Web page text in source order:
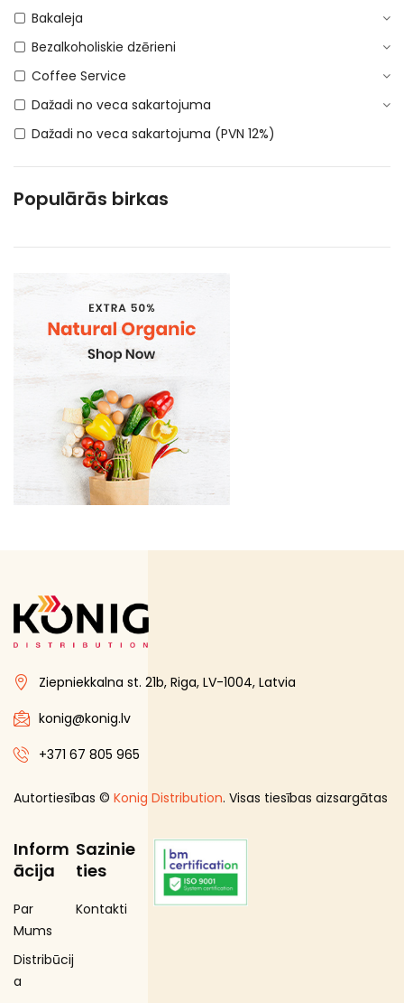
Bakaleja
Bezalkoholiskie dzērieni
Coffee Service
Dažadi no veca sakartojuma
Dažadi no veca sakartojuma (PVN 12%)
DEPOSITA IEPAKOJUMS
E-Cigaretes
Kosmētika un higiēnas produkti
Mājsaimniecības preces
Piena , augu tauki un olas produkti
Proteīnu batoniņi
Saldētā pārtika
Skaistumam un veselībai
Speciālā pārtika
Sporta uzturs
Uztura bagātinātāji
Populārās birkas
Ziepniekkalna st. 21b, Riga, LV-1004, Latvia
konig@konig.lv
+371 67 805 965
Autortiesības © Konig Distribution. Visas tiesības aizsargātas
Inform
ācija
Par
Mums
Distribūcij
a
Sazinie
ties
Kontakti